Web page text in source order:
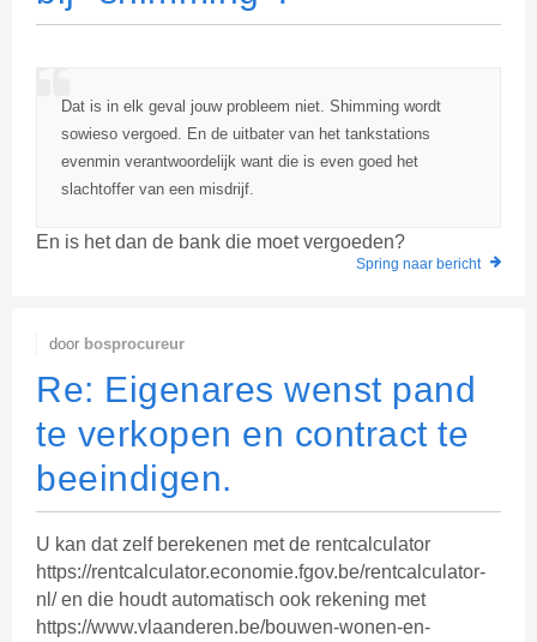
Dat is in elk geval jouw probleem niet. Shimming wordt
sowieso vergoed. En de uitbater van het tankstations
evenmin verantwoordelijk want die is even goed het
slachtoffer van een misdrijf.
En is het dan de bank die moet vergoeden?
Spring naar bericht
door bosprocureur
Re: Eigenares wenst pand
te verkopen en contract te
beeindigen.
U kan dat zelf berekenen met de rentcalculator
https://rentcalculator.economie.fgov.be/rentcalculator-
nl/ en die houdt automatisch ook rekening met
https://www.vlaanderen.be/bouwen-wonen-en-